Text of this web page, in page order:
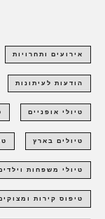
אירועים ותחרויות
הודעות לעיתונות
טיולי אופניים
טיולים בארץ
טיולי משפחות
טיפוס קירות